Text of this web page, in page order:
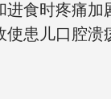
食时疼痛
患儿口腔